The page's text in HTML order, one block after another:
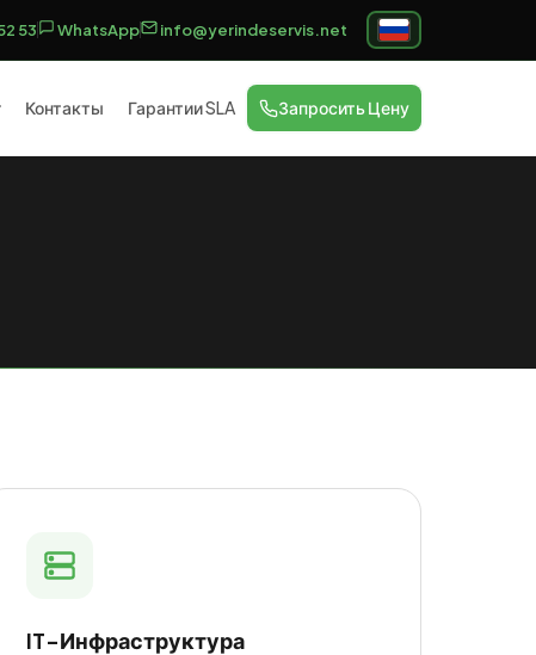
53 WhatsApp info@yerindeservis.net
Контакты Гарантии SLA Запросить Цену
IT-Инфраструктура